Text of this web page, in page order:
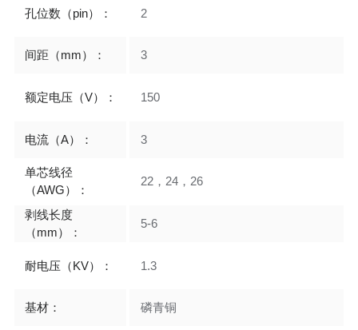
孔位数（pin）： 2
间距（mm）： 3
额定电压（V）： 150
电流（A）： 3
单芯线径
（AWG）：
22，24，26
剥线长度
（mm）：
5-6
耐电压（KV）： 1.3
基材： 磷青铜